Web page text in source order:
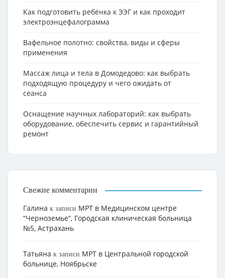
Как подготовить ребёнка к ЭЭГ и как проходит
электроэнцефалограмма
Вафельное полотно: свойства, виды и сферы
применения
Массаж лица и тела в Домодедово: как выбрать
подходящую процедуру и чего ожидать от
сеанса
Оснащение научных лабораторий: как выбрать
оборудование, обеспечить сервис и гарантийный
ремонт
Свежие комментарии
Галина к записи МРТ в Медицинском центре
“Черноземье”, Городская клиническая больница
№5, Астрахань
Татьяна к записи МРТ в Центральной городской
больнице, Ноябрьске